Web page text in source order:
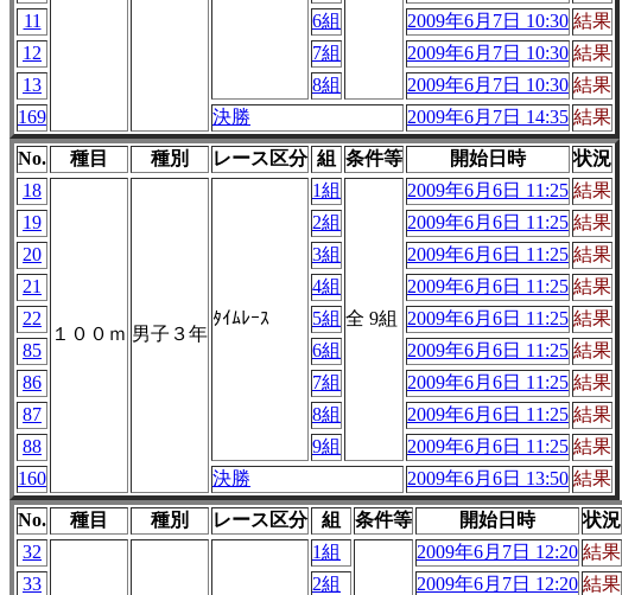
11
6組 2009年6月7日 10:30 結果
12
7組 2009年6月7日 10:30 結果
13
8組 2009年6月7日 10:30 結果
169
決勝 2009年6月7日 14:35 結果
No. 種目 種別 レース区分 組 条件等 開始日時
状況
18
１００ｍ 男子３年
ﾀｲﾑﾚｰｽ
1組
全 9組
2009年6月6日 11:25 結果
19
2組 2009年6月6日 11:25 結果
20
3組 2009年6月6日 11:25 結果
21
4組 2009年6月6日 11:25 結果
22
5組 2009年6月6日 11:25 結果
85
6組 2009年6月6日 11:25 結果
86
7組 2009年6月6日 11:25 結果
87
8組 2009年6月6日 11:25 結果
88
9組 2009年6月6日 11:25 結果
160
決勝 2009年6月6日 13:50 結果
No. 種目 種別 レース区分 組 条件等 開始日時
状況
32
1組 2009年6月7日 12:20 結果
33
2組 2009年6月7日 12:20 結果